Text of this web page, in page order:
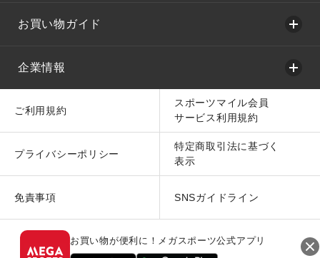
お買い物ガイド
企業情報
ご利用規約
スポーツマイル会員
サービス利用規約
プライバシーポリシー
特定商取引法に基づく
表示
免責事項 SNSガイドライン
お買い物が便利に！メガスポーツ公式アプリ